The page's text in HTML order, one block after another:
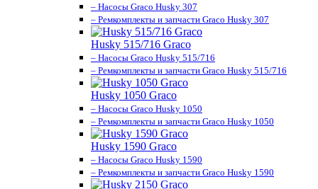
– Насосы Graco Husky 307
– Ремкомплекты и запчасти Graco Husky 307
Husky 515/716 Graco
– Насосы Graco Husky 515/716
– Ремкомплекты и запчасти Graco Husky 515/716
Husky 1050 Graco
– Насосы Graco Husky 1050
– Ремкомплекты и запчасти Graco Husky 1050
Husky 1590 Graco
– Насосы Graco Husky 1590
– Ремкомплекты и запчасти Graco Husky 1590